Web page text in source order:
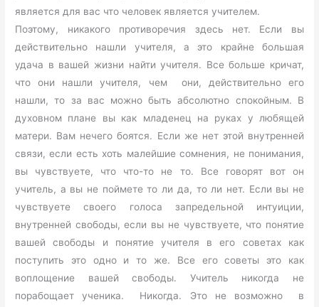
является для вас что человек является учителем.
Поэтому, никакого противоречия здесь нет. Если вы
действительно нашли учителя, а это крайне большая
удача в вашей жизни найти учителя. Все больше кричат,
что они нашли учителя, чем они, действительно его
нашли, то за вас можно быть абсолютно спокойным. В
духовном плане вы как младенец на руках у любящей
матери. Вам нечего боятся. Если же нет этой внутренней
связи, если есть хоть малейшие сомнения, не понимания,
вы чувствуете, что что-то не то. Все говорят вот он
учитель, а вы не поймете то ли да, то ли нет. Если вы не
чувствуете своего голоса запредельной интуиции,
внутренней свободы, если вы не чувствуете, что понятие
вашей свободы и понятие учителя в его советах как
поступить это одно и то же. Все его советы это как
воплощение вашей свободы. Учитель никогда не
порабощает ученика. Никогда. Это не возможно в